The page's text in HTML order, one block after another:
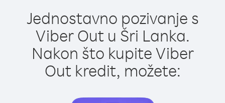
Jednostavno pozivanje s
Viber Out u Šri Lanka.
Nakon što kupite Viber
Out kredit, možete: